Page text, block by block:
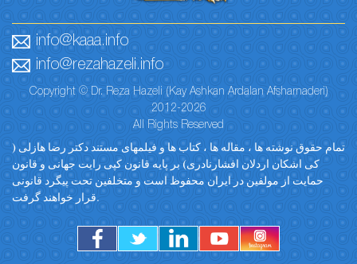
info@kaaa.info
info@rezahazeli.info
Copyright © Dr. Reza Hazeli (Kay Ashkan Ardalan Afsharnaderi)
2012-2026
All Rights Reserved
تمام حقوق نوشته ها ، مقاله ها ، کتاب ها و فیلمهای مستند دکتر رضا هازلی (
کی اشکان اردلان افشارنادری) بر پایه قانون کپی رایت جهانی و قانون
حمایت از مولفین در ایران محفوظ است و متخلفین تحت پیگرد قانونی
قرار خواهند گرفت.